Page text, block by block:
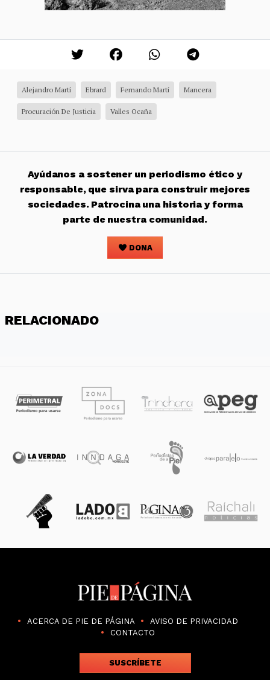
Alejandro Martí Ebrard Fernando Martí Mancera
Procuración De Justicia Valles Ocaña
Ayúdanos a sostener un periodismo ético y
responsable, que sirva para construir mejores
sociedades. Patrocina una historia y forma
parte de nuestra comunidad.
DONA
RELACIONADO
ACERCA DE PIE DE PÁGINA
AVISO DE PRIVACIDAD
CONTACTO
SUSCRÍBETE